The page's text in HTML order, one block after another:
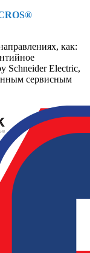
как:
Schneider Electric,
сервисным